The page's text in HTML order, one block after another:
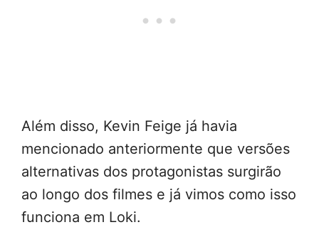
Além disso, Kevin Feige já havia
mencionado anteriormente que versões
alternativas dos protagonistas surgirão
ao longo dos filmes e já vimos como isso
funciona em Loki.